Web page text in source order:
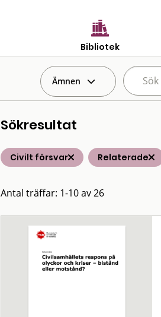
Bibliotek
Ämnen
Sökresultat
Civilt försvar Relaterade
Antal träffar: 1-10 av 26